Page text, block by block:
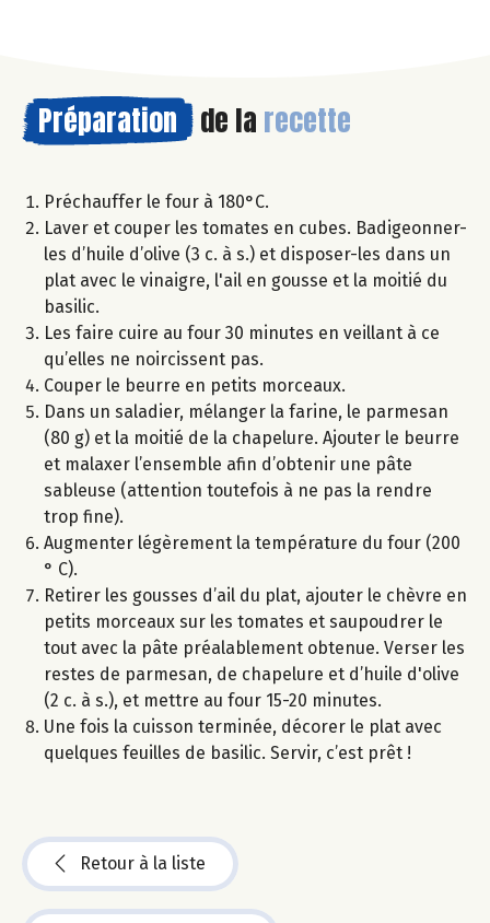
Préparation de la recette
Préchauffer le four à 180°C.
Laver et couper les tomates en cubes. Badigeonner-
les d’huile d’olive (3 c. à s.) et disposer-les dans un
plat avec le vinaigre, l'ail en gousse et la moitié du
basilic.
Les faire cuire au four 30 minutes en veillant à ce
qu’elles ne noircissent pas.
Couper le beurre en petits morceaux.
Dans un saladier, mélanger la farine, le parmesan
(80 g) et la moitié de la chapelure. Ajouter le beurre
et malaxer l’ensemble afin d’obtenir une pâte
sableuse (attention toutefois à ne pas la rendre
trop fine).
Augmenter légèrement la température du four (200
° C).
Retirer les gousses d’ail du plat, ajouter le chèvre en
petits morceaux sur les tomates et saupoudrer le
tout avec la pâte préalablement obtenue. Verser les
restes de parmesan, de chapelure et d’huile d'olive
(2 c. à s.), et mettre au four 15-20 minutes.
Une fois la cuisson terminée, décorer le plat avec
quelques feuilles de basilic. Servir, c’est prêt !
Retour à la liste